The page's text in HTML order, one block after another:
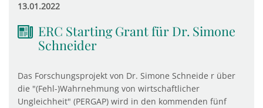
13.01.2022
ERC Starting Grant für Dr. Simone
Schneider
Das Forschungsprojekt von Dr. Simone Schneide r über
die "(Fehl-)Wahrnehmung von wirtschaftlicher
Ungleichheit" (PERGAP) wird in den kommenden fünf